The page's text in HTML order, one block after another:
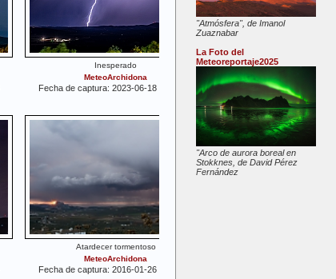
"Atmósfera", de Imanol
Zuaznabar
La Foto del
Meteoreportaje2025
"Arco de aurora boreal en
Stokknes, de David Pérez
Fernández
Inesperado
MeteoArchidona
Fecha de captura: 2023-06-18 04:58:10
Atardecer tormentoso
MeteoArchidona
Fecha de captura: 2016-01-26 18:31:24